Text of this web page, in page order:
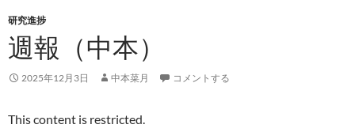
研究進捗
週報（中本）
2025年12月3日 中本菜月 コメントする
This content is restricted.